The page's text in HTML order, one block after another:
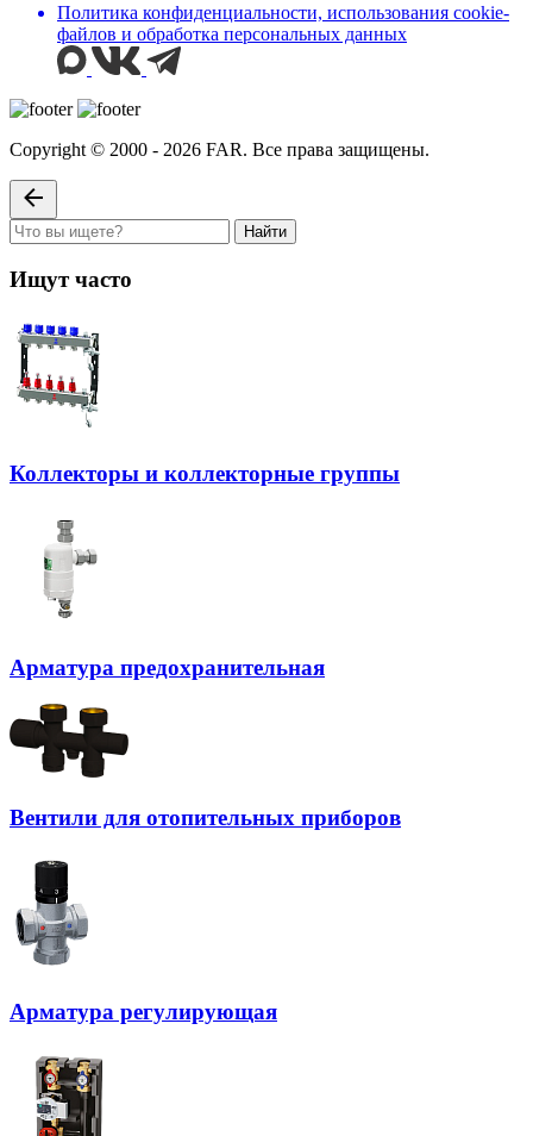
Политика конфиденциальности, использования сookie-
файлов и обработка персональных данных
Copyright © 2000 - 2026 FAR. Все права защищены.
Найти
Ищут часто
Коллекторы и коллекторные группы
Арматура предохранительная
Вентили для отопительных приборов
Арматура регулирующая